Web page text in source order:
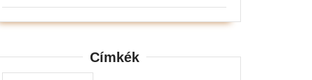
Címkék